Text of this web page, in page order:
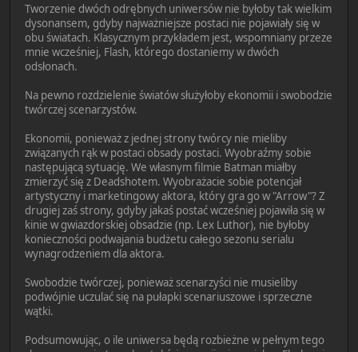
Tworzenie dwóch odrębnych uniwersów nie byłoby tak wielkim
dysonansem, gdyby najważniejsze postaci nie pojawiały się w
obu światach. Klasycznym przykładem jest, wspomniany przeze
mnie wcześniej, Flash, którego dostaniemy w dwóch
odsłonach.
Na pewno rozdzielenie światów służyłoby ekonomii i swobodzie
twórczej scenarzystów.
Ekonomii, ponieważ z jednej strony twórcy nie mieliby
związanych rąk w postaci obsady postaci. Wyobraźmy sobie
następującą sytuację. We własnym filmie Batman miałby
zmierzyć się z Deadshotem. Wyobrażacie sobie potencjał
artystyczny i marketingowy aktora, który gra go w "Arrow"? Z
drugiej zaś strony, gdyby jakaś postać wcześniej pojawiła się w
kinie w gwiazdorskiej obsadzie (np. Lex Luthor), nie byłoby
konieczności podwajania budżetu całego sezonu serialu
wynagrodzeniem dla aktora.
Swobodzie twórczej, ponieważ scenarzyści nie musieliby
podwójnie uczulać się na pułapki scenariuszowe i sprzeczne
wątki.
Podsumowując, o ile uniwersa będą rozbieżne w pełnym tego